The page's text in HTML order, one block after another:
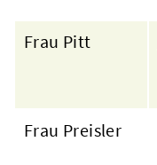
Frau Pitt
Frau Preisler